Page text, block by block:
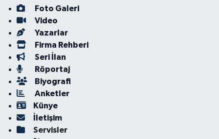
Foto Galeri
Video
Yazarlar
Firma Rehberi
Seri İlan
Röportaj
Biyografi
Anketler
Künye
İletişim
Servisler